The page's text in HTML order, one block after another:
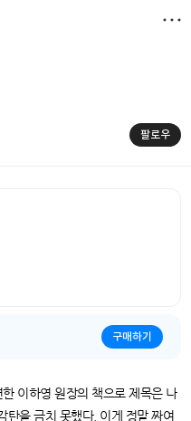
팔로우
구매하기
이하영 원장의 책으로 제목은 나
탄을 금치 못했다. 이게 정말 짜여